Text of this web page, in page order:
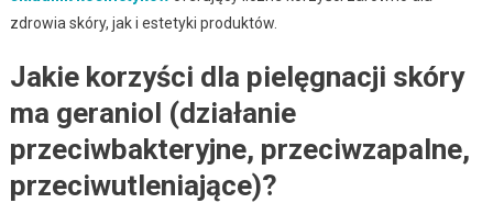
zdrowia skóry, jak i estetyki produktów.
Jakie korzyści dla pielęgnacji skóry
ma geraniol (działanie
przeciwbakteryjne, przeciwzapalne,
przeciwutleniające)?